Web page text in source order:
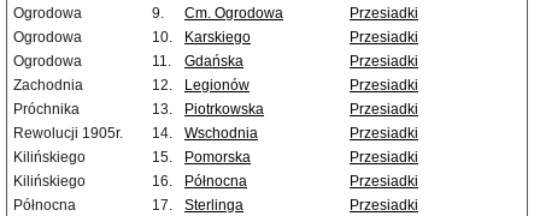
Ogrodowa
9. Cm. Ogrodowa
Przesiadki
Ogrodowa
10. Karskiego
Przesiadki
Ogrodowa
11. Gdańska
Przesiadki
Zachodnia
12. Legionów
Przesiadki
Próchnika
13. Piotrkowska
Przesiadki
Rewolucji 1905r.
14. Wschodnia
Przesiadki
Kilińskiego
15. Pomorska
Przesiadki
Kilińskiego
16. Północna
Przesiadki
Północna
17. Sterlinga
Przesiadki